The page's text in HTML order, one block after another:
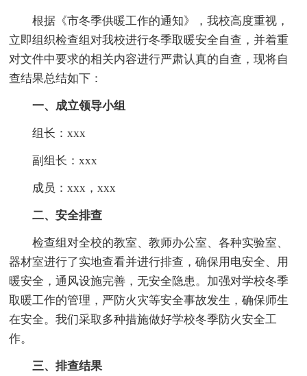
根据《市冬季供暖工作的通知》，我校高度重视，
立即组织检查组对我校进行冬季取暖安全自查，并着重
对文件中要求的相关内容进行严肃认真的自查，现将自
查结果总结如下：
一、成立领导小组
组长：xxx
副组长：xxx
成员：xxx，xxx
二、安全排查
检查组对全校的教室、教师办公室、各种实验室、
器材室进行了实地查看并进行排查，确保用电安全、用
暖安全，通风设施完善，无安全隐患。加强对学校冬季
取暖工作的管理，严防火灾等安全事故发生，确保师生
在安全。我们采取多种措施做好学校冬季防火安全工
作。
三、排查结果